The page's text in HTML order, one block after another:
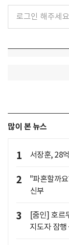
많이 본 뉴스
1 서장훈, 28
2
"파혼할까
신부
3
[줌인] 호르
지도자 잠행